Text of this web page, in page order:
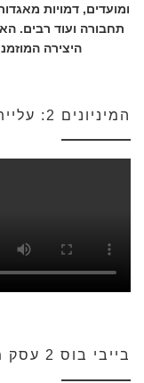
ומועדים, דמויות
תחבורה ועוד רבים.
היצירה
המיניונים 2: עלייתו של גרו – מדובב לעברית
בייבי בוס 2 עסק משפחתי – טריילר רשמי מדובב